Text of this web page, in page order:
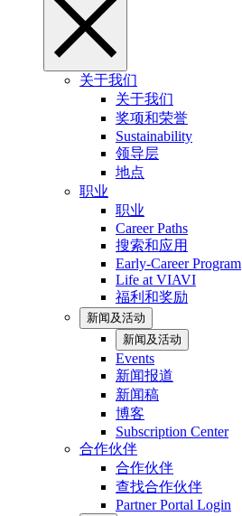
关于我们
关于我们
奖项和荣誉
Sustainability
领导层
地点
职业
职业
Career Paths
搜索和应用
Early-Career Program
Life at VIAVI
福利和奖励
新闻及活动
新闻及活动
Events
新闻报道
新闻稿
博客
Subscription Center
合作伙伴
合作伙伴
查找合作伙伴
Partner Portal Login